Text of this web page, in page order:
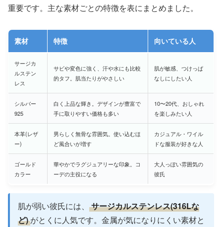
重要です。主な素材ごとの特徴を表にまとめました。
素材 特徴 向いている人
サージカ
ルステン
レス
サビや変色に強く、汗や水にも比較
的タフ。肌当たりがやさしい
肌が敏感、つけっぱ
なしにしたい人
シルバー
925
白く上品な輝き。デザインが豊富で
手に取りやすい価格も多い
10〜20代、おしゃれ
を楽しみたい人
本革(レザ
ー)
男らしく無骨な雰囲気。使い込むほ
ど風合いが増す
カジュアル・ワイル
ドな服装が好きな人
ゴールド
カラー
華やかでラグジュアリーな印象。コ
ーデの主役になる
大人っぽい雰囲気の
彼氏
肌が弱い彼氏には、
サージカルステンレス(316Lな
ど) がとくに人気です。金属が気になりにくい素材と